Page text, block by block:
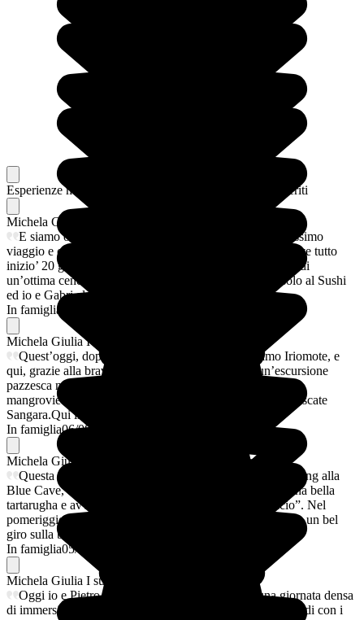
Esperienze memorabili Dai nostri viaggiatori, i loro preferiti
Michela Giulia
E siamo oramai arrivati all’ultima tappa di questo bellissimo
viaggio e come chiusura che del cerchio ritorniamo da dove tutto
inizio’ 20 giorni fa:Tokyo che ammiriamo dall’alto prima di
un’ottima cenetta “separati” in zona Ginza: Pietro dal solo al Sushi
ed io e Gabri al Bills.
In famiglia
Michela GiuliaI suoi preferiti
Quest’oggi, dopo 45 minuti di barca, raggiungiamo Iriomote, e
qui, grazie alla bravissima guida Megu, iniziamo un’escursione
pazzesca nella giungla, prima pagaiando sul fiume e tra le
mangrovie e poi facendo trekking fino a raggiungere le cascate
Sangara.Qui il bagno è’d’obbligo e si torna bambini!!
In famiglia06/08/2026
Michela Giulia
Questa mattina partecipiamo ad una bella uscita snorkeling alla
Blue Cave, durante la quale nuotiamo vicino vicino ad una bella
tartarugha e avvistiamo una famiglia di “pesci pagliaccio”. Nel
pomeriggio ci spostiamo verso Kabira Bay dove facciamo un bel
giro sulla barca con il fondo di vetro.
In famiglia05/08/2026
Michela Giulia I suoi preferiti
Oggi io e Pietro salpiamo di prima mattina per una giornata densa
di immersioni con il Prime Scuba Ishigaki. Tre tuffi stupendi con i